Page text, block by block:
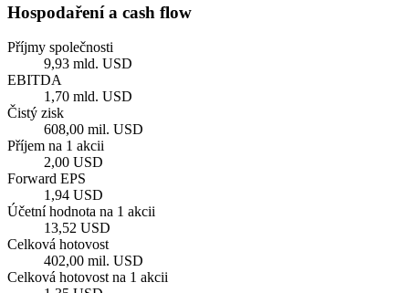
Hospodaření a cash flow
Příjmy společnosti
9,93 mld. USD
EBITDA
1,70 mld. USD
Čistý zisk
608,00 mil. USD
Příjem na 1 akcii
2,00 USD
Forward EPS
1,94 USD
Účetní hodnota na 1 akcii
13,52 USD
Celková hotovost
402,00 mil. USD
Celková hotovost na 1 akcii